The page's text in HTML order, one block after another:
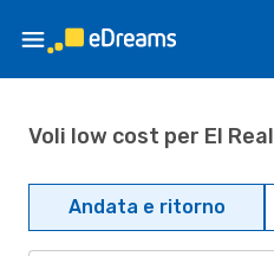
Voli low cost per El Real
Andata e ritorno